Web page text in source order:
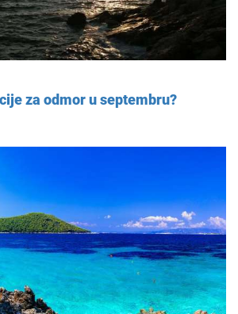
za odmor u septembru?